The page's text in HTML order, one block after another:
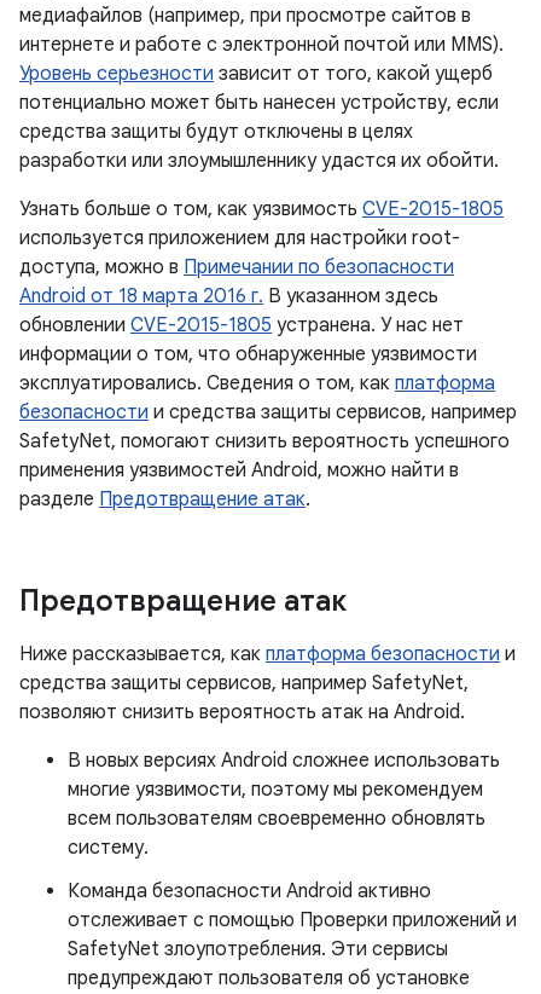
медиафайлов (например, при просмотре сайтов в
интернете и работе с электронной почтой или MMS).
Уровень серьезности зависит от того, какой ущерб
потенциально может быть нанесен устройству, если
средства защиты будут отключены в целях
разработки или злоумышленнику удастся их обойти.
Узнать больше о том, как уязвимость CVE-2015-1805
используется приложением для настройки root-
доступа, можно в Примечании по безопасности
Android от 18 марта 2016 г. В указанном здесь
обновлении CVE-2015-1805 устранена. У нас нет
информации о том, что обнаруженные уязвимости
эксплуатировались. Сведения о том, как платформа
безопасности и средства защиты сервисов, например
SafetyNet, помогают снизить вероятность успешного
применения уязвимостей Android, можно найти в
разделе Предотвращение атак.
Предотвращение атак
Ниже рассказывается, как платформа безопасности и
средства защиты сервисов, например SafetyNet,
позволяют снизить вероятность атак на Android.
В новых версиях Android сложнее использовать
многие уязвимости, поэтому мы рекомендуем
всем пользователям своевременно обновлять
систему.
Команда безопасности Android активно
отслеживает с помощью Проверки приложений и
SafetyNet злоупотребления. Эти сервисы
предупреждают пользователя об установке